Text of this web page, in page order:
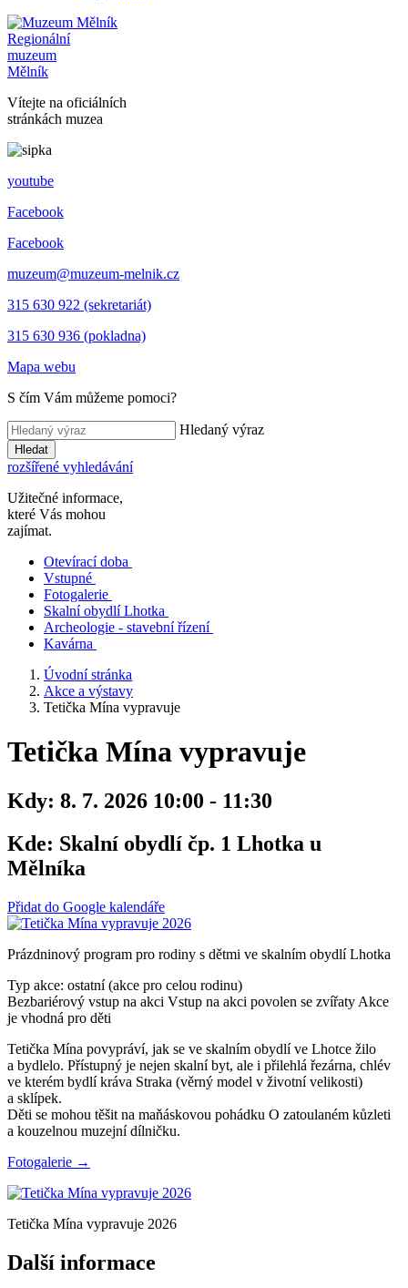
Regionální
muzeum
Mělník
Vítejte na oficiálních
stránkách muzea
youtube
Facebook
Facebook
muzeum@muzeum-melnik.cz
315 630 922 (sekretariát)
315 630 936 (pokladna)
Mapa webu
S čím Vám můžeme pomoci?
Hledaný výraz
Hledat
rozšířené vyhledávání
Užitečné informace,
které Vás mohou
zajímat.
Otevírací doba
Vstupné
Fotogalerie
Skalní obydlí Lhotka
Archeologie - stavební řízení
Kavárna
Úvodní stránka
Akce a výstavy
Tetička Mína vypravuje
Tetička Mína vypravuje
Kdy: 8. 7. 2026 10:00 - 11:30
Kde: Skalní obydlí čp. 1 Lhotka u
Mělníka
Přidat do Google kalendáře
Prázdninový program pro rodiny s dětmi ve skalním obydlí Lhotka
Typ akce: ostatní (akce pro celou rodinu)
Bezbariérový vstup na akci Vstup na akci povolen se zvířaty Akce
je vhodná pro děti
Tetička Mína povypráví, jak se ve skalním obydlí ve Lhotce žilo
a bydlelo. Přístupný je nejen skalní byt, ale i přilehlá řezárna, chlév
ve kterém bydlí kráva Straka (věrný model v životní velikosti)
a sklípek.
Děti se mohou těšit na maňáskovou pohádku O zatoulaném kůzleti
a kouzelnou muzejní dílničku.
Fotogalerie →
Tetička Mína vypravuje 2026
Další informace